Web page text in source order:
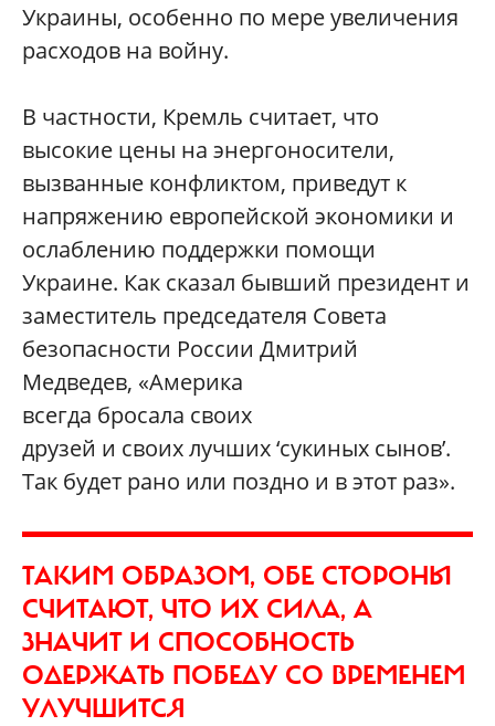
Украины, особенно по мере увеличения
расходов на войну.
В частности, Кремль считает, что
высокие цены на энергоносители,
вызванные конфликтом, приведут к
напряжению европейской экономики и
ослаблению поддержки помощи
Украине. Как сказал бывший президент и
заместитель председателя Совета
безопасности России Дмитрий
Медведев, «Америка
всегда бросала своих
друзей и своих лучших ‘сукиных сынов’.
Так будет рано или поздно и в этот раз».
ТАКИМ ОБРАЗОМ, ОБЕ СТОРОНЫ
СЧИТАЮТ, ЧТО ИХ СИЛА, А
ЗНАЧИТ И СПОСОБНОСТЬ
ОДЕРЖАТЬ ПОБЕДУ СО ВРЕМЕНЕМ
УЛУЧШИТСЯ